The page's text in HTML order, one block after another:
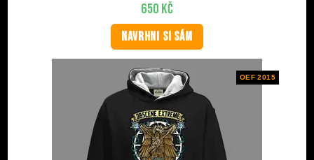
650 Kč
NAVRHNI SI SÁM
OEF 2015